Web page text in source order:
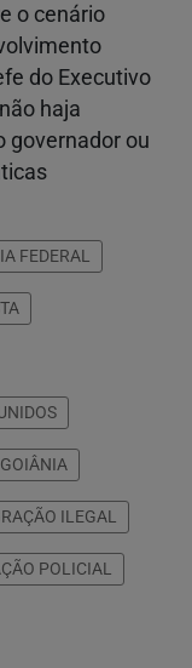
o cenário
do Executivo
haja
governador ou
FEDERAL
GOIÂNIA
ILEGAL
POLICIAL